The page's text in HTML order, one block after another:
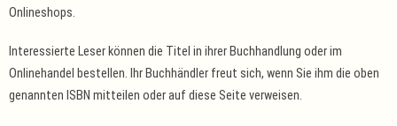
Onlineshops.
Interessierte Leser können die Titel in ihrer Buchhandlung oder im
Onlinehandel bestellen. Ihr Buchhändler freut sich, wenn Sie ihm die oben
genannten ISBN mitteilen oder auf diese Seite verweisen.